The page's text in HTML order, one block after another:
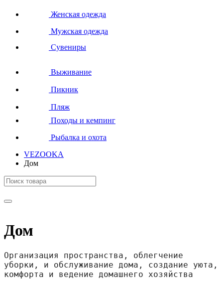
Женская одежда
Мужская одежда
Сувениры
Выживание
Пикник
Пляж
Походы и кемпинг
Рыбалка и охота
VEZOOKA
Дом
Дом
Организация пространства, облегчение
уборки, и обслуживание дома, создание уюта,
комфорта и ведение домашнего хозяйства